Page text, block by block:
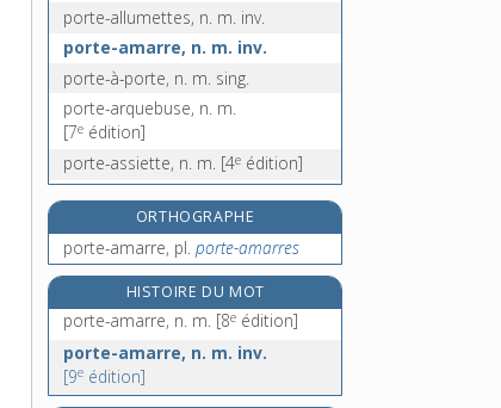
porte-allumettes, n. m. inv.
porte-amarre, n. m. inv.
porte-à-porte, n. m. sing.
porte-arquebuse, n. m.
[7e édition]
porte-assiette, n. m. [4e édition]
porte-bagages, n. m. inv.
porte-baguette, n. m.[7eédition]
porteballe, n. m.
porte-balle, n. m.
porte-bannière, n. m. inv.
ORTHOGRAPHE
porte-amarre, pl. porte-amarres
HISTOIRE DU MOT
porte-amarre, n. m. [8e édition]
porte-amarre, n. m. inv.
[9e édition]